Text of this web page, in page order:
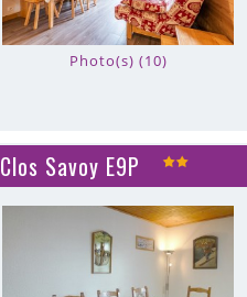
Photo(s) (10)
Clos Savoy E9P